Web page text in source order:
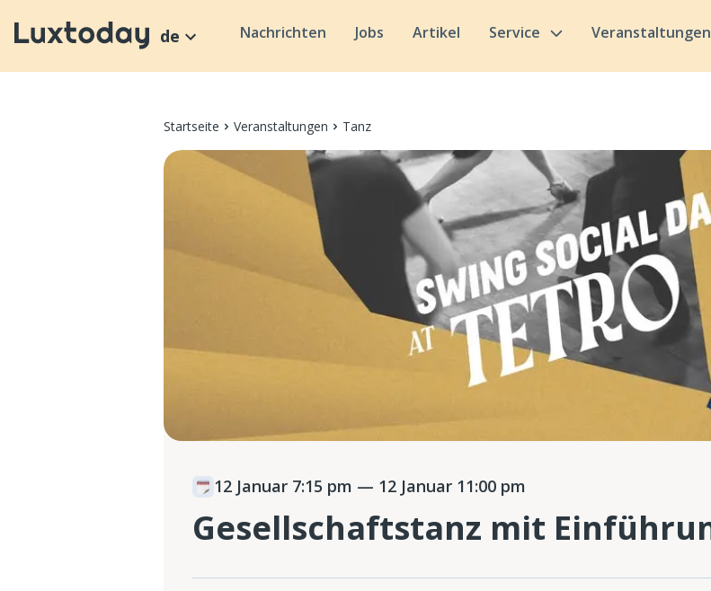
de Nachrichten Jobs Artikel Service Veranstaltungen
Startseite Veranstaltungen Tanz
12 Januar 7:15 pm — 12 Januar 11:00 pm
Gesellschaftstanz mit